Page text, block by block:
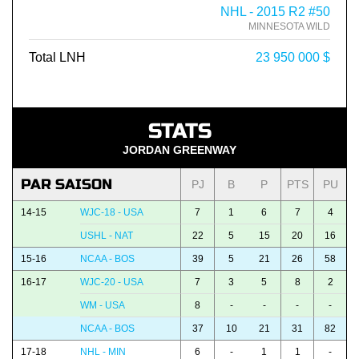
NHL - 2015 R2 #50
MINNESOTA WILD
Total LNH 23 950 000 $
STATS
JORDAN GREENWAY
PAR SAISON PJ B P PTS PU
14-15 WJC-18 - USA 7 1 6 7 4
USHL - NAT 22 5 15 20 16
15-16 NCAA - BOS 39 5 21 26 58
16-17 WJC-20 - USA 7 3 5 8 2
WM - USA 8 - - - -
NCAA - BOS 37 10 21 31 82
17-18 NHL - MIN 6 - 1 1 -